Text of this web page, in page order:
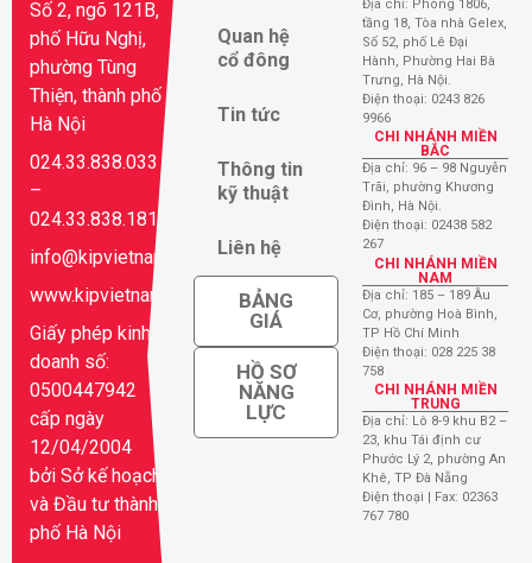
Số 2, ngõ 121B,
phố Hữu Nghị,
phường Tùng
Thiện, thành phố
Hà Nội
024.33.838.033
–
024.33.838.181
info@kipvietnam.vn
www.kipvietnam.vn
Giấy phép kinh
doanh số:
0500447942
cấp ngày
12/04/2004
bởi Sở kế hoạch
và Đầu tư thành
phố Hà Nội
Quan hệ
cổ đông
Tin tức
Thông tin
kỹ thuật
Liên hệ
BẢNG
GIÁ
HỒ SƠ
NĂNG
LỰC
Địa chỉ: Phòng 1806,
tầng 18, Tòa nhà Gelex,
Số 52, phố Lê Đại
Hành, Phường Hai Bà
Trưng, Hà Nội.
Điện thoại: 0243 826
9966
CHI NHÁNH MIỀN
BẮC
Địa chỉ: 96 – 98 Nguyễn
Trãi, phường Khương
Đình, Hà Nội.
Điện thoại: 02438 582
267
CHI NHÁNH MIỀN
NAM
Địa chỉ: 185 – 189 Âu
Cơ, phường Hoà Bình,
TP Hồ Chí Minh
Điện thoại: 028 225 38
758
CHI NHÁNH MIỀN
TRUNG
Địa chỉ: Lô 8-9 khu B2 –
23, khu Tái định cư
Phước Lý 2, phường An
Khê, TP Đà Nẵng
Điện thoại | Fax: 02363
767 780